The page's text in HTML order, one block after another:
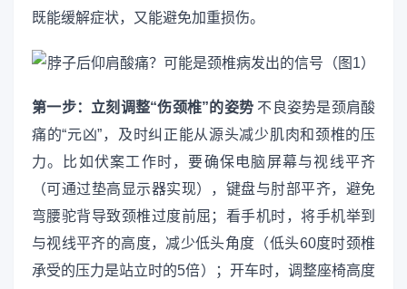
既能缓解症状，又能避免加重损伤。
第一步：立刻调整“伤颈椎”的姿势 不良姿势是颈肩酸
痛的“元凶”，及时纠正能从源头减少肌肉和颈椎的压
力。比如伏案工作时，要确保电脑屏幕与视线平齐
（可通过垫高显示器实现），键盘与肘部平齐，避免
弯腰驼背导致颈椎过度前屈；看手机时，将手机举到
与视线平齐的高度，减少低头角度（低头60度时颈椎
承受的压力是站立时的5倍）；开车时，调整座椅高度